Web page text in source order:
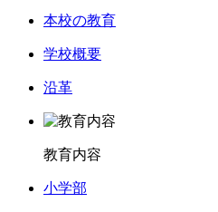
本校の教育
学校概要
沿革
教育内容
小学部